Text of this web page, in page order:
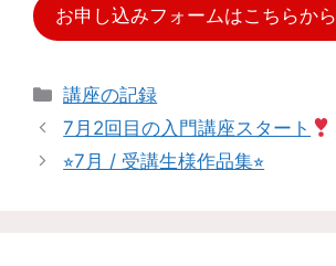
お申し込みフォームはこちらから
講座の記録
7月2回目の入門講座スタート
⭐︎7月 / 受講生様作品集⭐︎